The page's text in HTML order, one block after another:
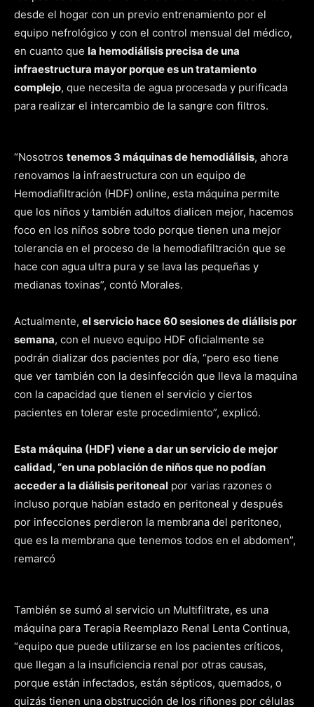
desde el hogar con un previo entrenamiento por el
equipo nefrológico y con el control mensual del médico,
en cuanto que la hemodiálisis precisa de una
infraestructura mayor porque es un tratamiento
complejo, que necesita de agua procesada y purificada
para realizar el intercambio de la sangre con filtros.
“Nosotros tenemos 3 máquinas de hemodiálisis, ahora
renovamos la infraestructura con un equipo de
Hemodiafiltración (HDF) online, esta máquina permite
que los niños y también adultos dialicen mejor, hacemos
foco en los niños sobre todo porque tienen una mejor
tolerancia en el proceso de la hemodiafiltración que se
hace con agua ultra pura y se lava las pequeñas y
medianas toxinas”, contó Morales.
Actualmente, el servicio hace 60 sesiones de diálisis por
semana, con el nuevo equipo HDF oficialmente se
podrán dializar dos pacientes por día, “pero eso tiene
que ver también con la desinfección que lleva la maquina
con la capacidad que tienen el servicio y ciertos
pacientes en tolerar este procedimiento”, explicó.
Esta máquina (HDF) viene a dar un servicio de mejor
calidad, “en una población de niños que no podían
acceder a la diálisis peritoneal por varias razones o
incluso porque habían estado en peritoneal y después
por infecciones perdieron la membrana del peritoneo,
que es la membrana que tenemos todos en el abdomen”,
remarcó
También se sumó al servicio un Multifiltrate, es una
máquina para Terapia Reemplazo Renal Lenta Continua,
“equipo que puede utilizarse en los pacientes críticos,
que llegan a la insuficiencia renal por otras causas,
porque están infectados, están sépticos, quemados, o
quizás tienen una obstrucción de los riñones por células